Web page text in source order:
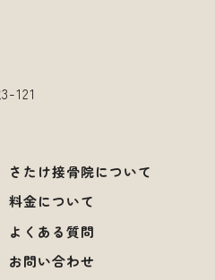
121
さたけ接骨院について
料金について
よくある質問
お問い合わせ